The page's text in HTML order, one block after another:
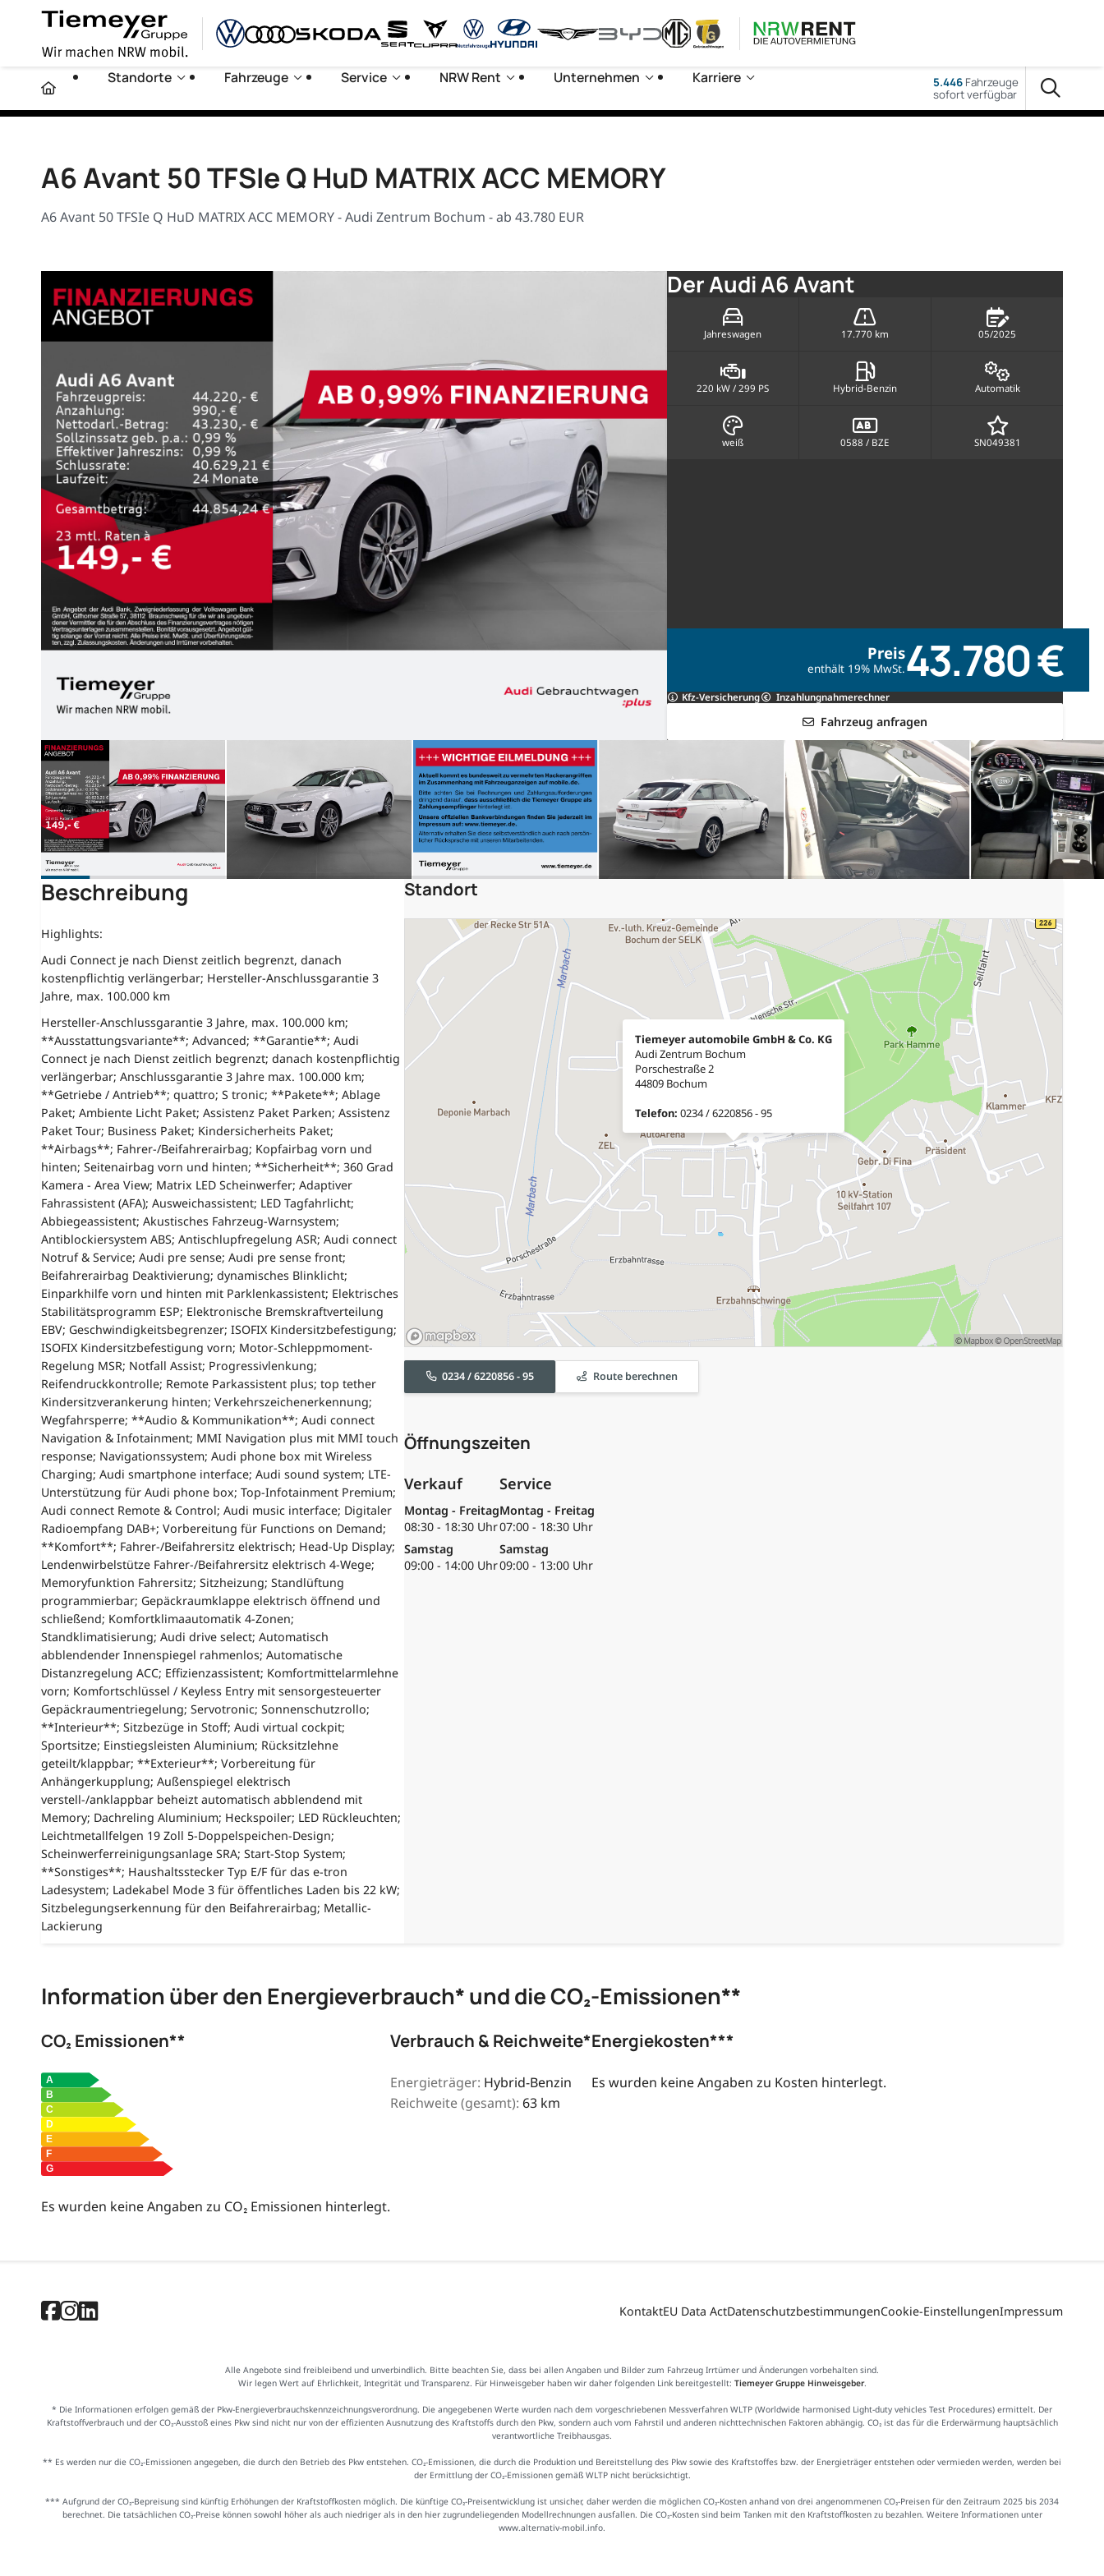
Standorte Fahrzeuge Service NRW Rent Unternehmen Karriere 5.446Fahrzeuge
sofort verfügbar
A6 Avant 50 TFSIe Q HuD MATRIX ACC MEMORY
A6 Avant 50 TFSIe Q HuD MATRIX ACC MEMORY - Audi Zentrum Bochum - ab 43.780 EUR
Der Audi A6 Avant
Jahreswagen 17.770 km 05/2025
220 kW / 299 PS Hybrid-Benzin Automatik
weiß 0588 / BZE SN049381
Preis
enthält 19% MwSt.43.780 €
Kfz-Versicherung Inzahlungnahmerechner
Fahrzeug anfragen
Beschreibung
Highlights:
Audi Connect je nach Dienst zeitlich begrenzt, danach
kostenpflichtig verlängerbar; Hersteller-Anschlussgarantie 3
Jahre, max. 100.000 km
Hersteller-Anschlussgarantie 3 Jahre, max. 100.000 km;
**Ausstattungsvariante**; Advanced; **Garantie**; Audi
Connect je nach Dienst zeitlich begrenzt; danach kostenpflichtig
verlängerbar; Anschlussgarantie 3 Jahre max. 100.000 km;
**Getriebe / Antrieb**; quattro; S tronic; **Pakete**; Ablage
Paket; Ambiente Licht Paket; Assistenz Paket Parken; Assistenz
Paket Tour; Business Paket; Kindersicherheits Paket;
**Airbags**; Fahrer-/Beifahrerairbag; Kopfairbag vorn und
hinten; Seitenairbag vorn und hinten; **Sicherheit**; 360 Grad
Kamera - Area View; Matrix LED Scheinwerfer; Adaptiver
Fahrassistent (AFA); Ausweichassistent; LED Tagfahrlicht;
Abbiegeassistent; Akustisches Fahrzeug-Warnsystem;
Antiblockiersystem ABS; Antischlupfregelung ASR; Audi connect
Notruf & Service; Audi pre sense; Audi pre sense front;
Beifahrerairbag Deaktivierung; dynamisches Blinklicht;
Einparkhilfe vorn und hinten mit Parklenkassistent; Elektrisches
Stabilitätsprogramm ESP; Elektronische Bremskraftverteilung
EBV; Geschwindigkeitsbegrenzer; ISOFIX Kindersitzbefestigung;
ISOFIX Kindersitzbefestigung vorn; Motor-Schleppmoment-
Regelung MSR; Notfall Assist; Progressivlenkung;
Reifendruckkontrolle; Remote Parkassistent plus; top tether
Kindersitzverankerung hinten; Verkehrszeichenerkennung;
Wegfahrsperre; **Audio & Kommunikation**; Audi connect
Navigation & Infotainment; MMI Navigation plus mit MMI touch
response; Navigationssystem; Audi phone box mit Wireless
Charging; Audi smartphone interface; Audi sound system; LTE-
Unterstützung für Audi phone box; Top-Infotainment Premium;
Audi connect Remote & Control; Audi music interface; Digitaler
Radioempfang DAB+; Vorbereitung für Functions on Demand;
**Komfort**; Fahrer-/Beifahrersitz elektrisch; Head-Up Display;
Lendenwirbelstütze Fahrer-/Beifahrersitz elektrisch 4-Wege;
Memoryfunktion Fahrersitz; Sitzheizung; Standlüftung
programmierbar; Gepäckraumklappe elektrisch öffnend und
schließend; Komfortklimaautomatik 4-Zonen;
Standklimatisierung; Audi drive select; Automatisch
abblendender Innenspiegel rahmenlos; Automatische
Distanzregelung ACC; Effizienzassistent; Komfortmittelarmlehne
vorn; Komfortschlüssel / Keyless Entry mit sensorgesteuerter
Gepäckraumentriegelung; Servotronic; Sonnenschutzrollo;
**Interieur**; Sitzbezüge in Stoff; Audi virtual cockpit;
Sportsitze; Einstiegsleisten Aluminium; Rücksitzlehne
geteilt/klappbar; **Exterieur**; Vorbereitung für
Anhängerkupplung; Außenspiegel elektrisch
verstell-/anklappbar beheizt automatisch abblendend mit
Memory; Dachreling Aluminium; Heckspoiler; LED Rückleuchten;
Leichtmetallfelgen 19 Zoll 5-Doppelspeichen-Design;
Scheinwerferreinigungsanlage SRA; Start-Stop System;
**Sonstiges**; Haushaltsstecker Typ E/F für das e-tron
Ladesystem; Ladekabel Mode 3 für öffentliches Laden bis 22 kW;
Sitzbelegungserkennung für den Beifahrerairbag; Metallic-
Lackierung
Standort
Tiemeyer automobile GmbH & Co. KG
Audi Zentrum Bochum
Porschestraße 2
44809 Bochum
Telefon: 0234 / 6220856 - 95
0234 / 6220856 - 95 Route berechnen
Öffnungszeiten
Verkauf
Montag - Freitag
08:30 - 18:30 Uhr
Samstag
09:00 - 14:00 Uhr
Service
Montag - Freitag
07:00 - 18:30 Uhr
Samstag
09:00 - 13:00 Uhr
Information über den Energieverbrauch* und die CO₂-Emissionen**
CO₂ Emissionen**
Es wurden keine Angaben zu CO₂ Emissionen hinterlegt.
Verbrauch & Reichweite*
Energieträger: Hybrid-Benzin
Reichweite (gesamt): 63 km
Energiekosten***
Es wurden keine Angaben zu Kosten hinterlegt.
KontaktEU Data ActDatenschutzbestimmungenCookie-EinstellungenImpressum
Alle Angebote sind freibleibend und unverbindlich. Bitte beachten Sie, dass bei allen Angaben und Bilder zum Fahrzeug Irrtümer und Änderungen vorbehalten sind.
Wir legen Wert auf Ehrlichkeit, Integrität und Transparenz. Für Hinweisgeber haben wir daher folgenden Link bereitgestellt: Tiemeyer Gruppe Hinweisgeber.
* Die Informationen erfolgen gemäß der Pkw-Energieverbrauchskennzeichnungsverordnung. Die angegebenen Werte wurden nach dem vorgeschriebenen Messverfahren WLTP (Worldwide harmonised Light-duty vehicles Test Procedures) ermittelt. Der
Kraftstoffverbrauch und der CO₂-Ausstoß eines Pkw sind nicht nur von der effizienten Ausnutzung des Kraftstoffs durch den Pkw, sondern auch vom Fahrstil und anderen nichttechnischen Faktoren abhängig. CO₂ ist das für die Erderwärmung hauptsächlich
verantwortliche Treibhausgas.
** Es werden nur die CO₂-Emissionen angegeben, die durch den Betrieb des Pkw entstehen. CO₂-Emissionen, die durch die Produktion und Bereitstellung des Pkw sowie des Kraftstoffes bzw. der Energieträger entstehen oder vermieden werden, werden bei
der Ermittlung der CO₂-Emissionen gemäß WLTP nicht berücksichtigt.
*** Aufgrund der CO₂-Bepreisung sind künftig Erhöhungen der Kraftstoffkosten möglich. Die künftige CO₂-Preisentwicklung ist unsicher, daher werden die möglichen CO₂-Kosten anhand von drei angenommenen CO₂-Preisen für den Zeitraum 2025 bis 2034
berechnet. Die tatsächlichen CO₂-Preise können sowohl höher als auch niedriger als in den hier zugrundeliegenden Modellrechnungen ausfallen. Die CO₂-Kosten sind beim Tanken mit den Kraftstoffkosten zu bezahlen. Weitere Informationen unter
www.alternativ-mobil.info.